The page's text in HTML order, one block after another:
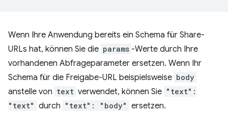
Wenn Ihre Anwendung bereits ein Schema für Share-
URLs hat, können Sie die params -Werte durch Ihre
vorhandenen Abfrageparameter ersetzen. Wenn Ihr
Schema für die Freigabe-URL beispielsweise body
anstelle von text verwendet, können Sie "text":
"text" durch "text": "body" ersetzen.